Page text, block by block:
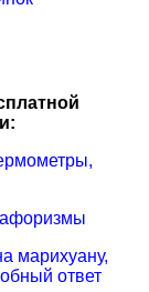
афоризмы
марихуану,
ответ